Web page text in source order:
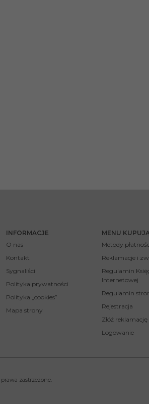
INFORMACJE
O nas
Kontakt
Sygnaliści
Polityka prywatności
Polityka „cookies”
Mapa strony
MENU
Metody
Reklamacje i
Regulamin
Internetowej
Regulamin
Rejestracja
Złóż reklamację
Logowanie
zastrzeżone.